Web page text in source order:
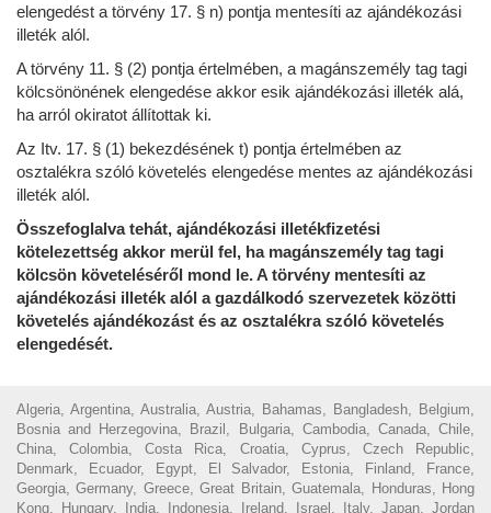
elengedést a törvény 17. § n) pontja mentesíti az ajándékozási
illeték alól.
A törvény 11. § (2) pontja értelmében, a magánszemély tag tagi
kölcsönönének elengedése akkor esik ajándékozási illeték alá,
ha arról okiratot állítottak ki.
Az Itv. 17. § (1) bekezdésének t) pontja értelmében az
osztalékra szóló követelés elengedése mentes az ajándékozási
illeték alól.
Összefoglalva tehát, ajándékozási illetékfizetési
kötelezettség akkor merül fel, ha magánszemély tag tagi
kölcsön követeléséről mond le. A törvény mentesíti az
ajándékozási illeték alól a gazdálkodó szervezetek közötti
követelés ajándékozást és az osztalékra szóló követelés
elengedését.
Algeria, Argentina, Australia, Austria, Bahamas, Bangladesh, Belgium,
Bosnia and Herzegovina, Brazil, Bulgaria, Cambodia, Canada, Chile,
China, Colombia, Costa Rica, Croatia, Cyprus, Czech Republic,
Denmark, Ecuador, Egypt, El Salvador, Estonia, Finland, France,
Georgia, Germany, Greece, Great Britain, Guatemala, Honduras, Hong
Kong, Hungary, India, Indonesia, Ireland, Israel, Italy, Japan, Jordan